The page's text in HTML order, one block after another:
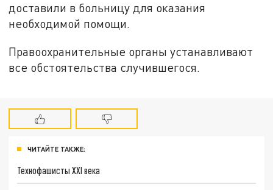
доставили в больницу для оказания
необходимой помощи.
Правоохранительные органы устанавливают
все обстоятельства случившегося.
ЧИТАЙТЕ ТАКЖЕ:
Технофашисты XXI века